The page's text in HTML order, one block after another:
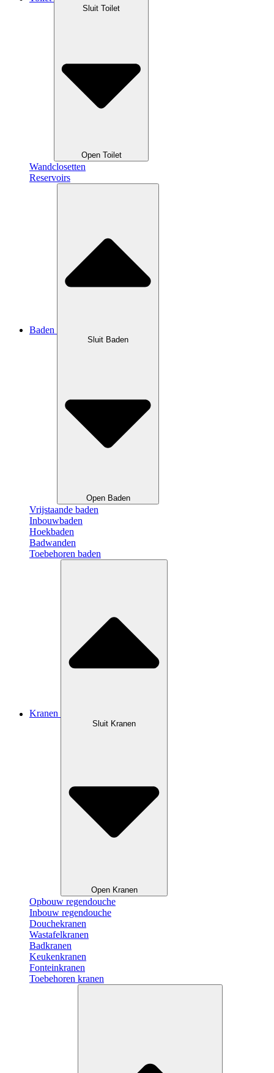
Sluit Toilet
Open Toilet
Wandclosetten
Reservoirs
Baden
Sluit Baden
Open Baden
Vrijstaande baden
Inbouwbaden
Hoekbaden
Badwanden
Toebehoren baden
Kranen
Sluit Kranen
Open Kranen
Opbouw regendouche
Inbouw regendouche
Douchekranen
Wastafelkranen
Badkranen
Keukenkranen
Fonteinkranen
Toebehoren kranen